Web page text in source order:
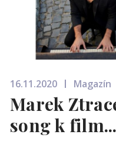
16.11.2020 Magazín
Marek
song k film...